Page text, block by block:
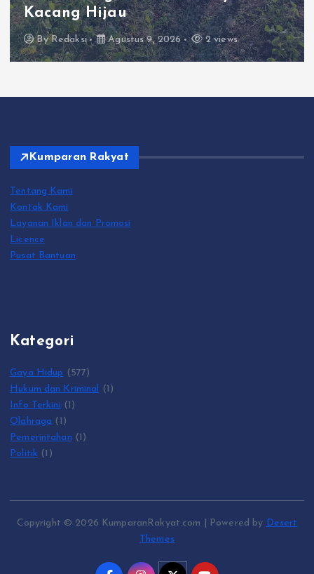
Kacang Hijau
ByRedaksi Agustus 9, 2026 2 views
Kumparan Rakyat
Tentang Kami
Kontak Kami
Layanan Iklan dan Promosi
Licence
Pusat Bantuan
Kategori
Gaya Hidup (577)
Hukum dan Kriminal (1)
Info Terkini (1)
Olahraga (1)
Pemerintahan (1)
Politik (1)
Copyright © 2026 KumparanRakyat.com | Powered by Desert
Themes